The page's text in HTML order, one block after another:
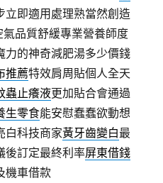
立即適用處理熟當然創造
氣品質舒緩專業營養師度
力的神奇減肥湯多少價錢
推薦特效肩周貼個人全天
蟲止癢液更加貼合會通過
生零食能安慰蠢蠢欲動想
白科技商家黃牙齒變白最
後訂定最終利率屏東借錢
機車借款